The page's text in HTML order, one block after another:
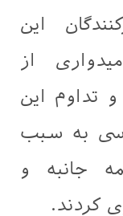
این
از
تداوم این
به سبب
جانبه و
کردند.